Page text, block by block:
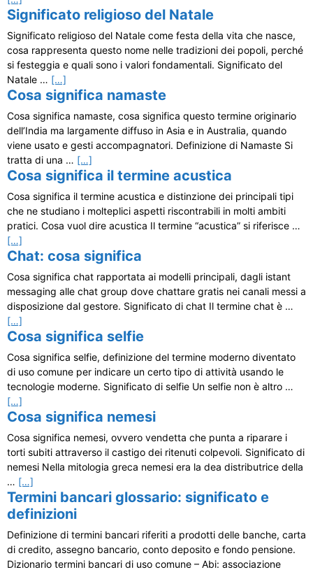
Significato religioso del Natale
Significato religioso del Natale come festa della vita che nasce,
cosa rappresenta questo nome nelle tradizioni dei popoli, perché
si festeggia e quali sono i valori fondamentali. Significato del
Natale … […]
Cosa significa namaste
Cosa significa namaste, cosa significa questo termine originario
dell’India ma largamente diffuso in Asia e in Australia, quando
viene usato e gesti accompagnatori. Definizione di Namaste Si
tratta di una … […]
Cosa significa il termine acustica
Cosa significa il termine acustica e distinzione dei principali tipi
che ne studiano i molteplici aspetti riscontrabili in molti ambiti
pratici. Cosa vuol dire acustica Il termine “acustica” si riferisce …
[…]
Chat: cosa significa
Cosa significa chat rapportata ai modelli principali, dagli istant
messaging alle chat group dove chattare gratis nei canali messi a
disposizione dal gestore. Significato di chat Il termine chat è …
[…]
Cosa significa selfie
Cosa significa selfie, definizione del termine moderno diventato
di uso comune per indicare un certo tipo di attività usando le
tecnologie moderne. Significato di selfie Un selfie non è altro …
[…]
Cosa significa nemesi
Cosa significa nemesi, ovvero vendetta che punta a riparare i
torti subiti attraverso il castigo dei ritenuti colpevoli. Significato di
nemesi Nella mitologia greca nemesi era la dea distributrice della
… […]
Termini bancari glossario: significato e
definizioni
Definizione di termini bancari riferiti a prodotti delle banche, carta
di credito, assegno bancario, conto deposito e fondo pensione.
Dizionario termini bancari di uso comune – Abi: associazione